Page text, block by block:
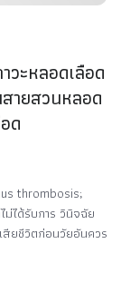
วะหลอดเลือด
ายสวนหลอด
ด
thrombosis;
ม่ได้รับการ วินิจฉัย
สียชีวิตก่อนวัยอันควร